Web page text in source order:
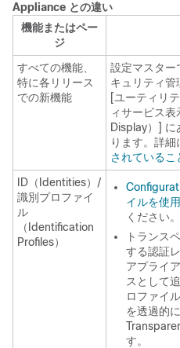
Appliance との違い
機能またはペー
ジ
すべての機能、
特に各リリース
での新機能
設定マスター
キュリティ
[ユーティリ
ィサービス
Display）] に
ります。詳細
されているこ
ID（Identities）/
識別プロファイ
ル
（Identification
Profiles）
イルを使
ください。
トランス
する認証
アプライ
スとして
ロファイ
を透過的
す。